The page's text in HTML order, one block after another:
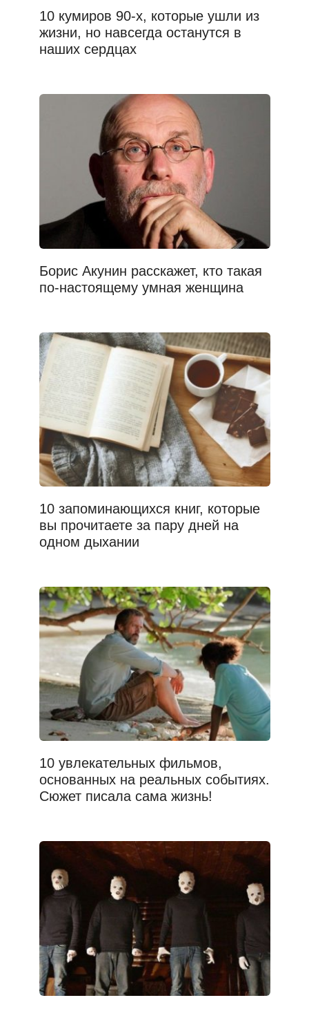
10 кумиров 90-х, которые ушли из
жизни, но навсегда останутся в
наших сердцах
Борис Акунин расскажет, кто такая
по-настоящему умная женщина
10 запоминающихся книг, которые
вы прочитаете за пару дней на
одном дыхании
10 увлекательных фильмов,
основанных на реальных событиях.
Сюжет писала сама жизнь!